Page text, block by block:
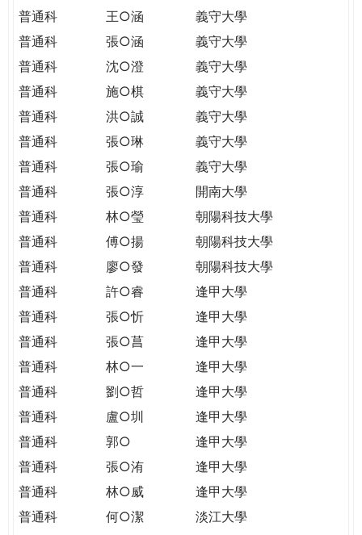
普通科
王○涵
義守大學
普通科
張○涵
義守大學
普通科
沈○澄
義守大學
普通科
施○棋
義守大學
普通科
洪○誠
義守大學
普通科
張○琳
義守大學
普通科
張○瑜
義守大學
普通科
張○淳
開南大學
普通科
林○瑩
朝陽科技大學
普通科
傅○揚
朝陽科技大學
普通科
廖○發
朝陽科技大學
普通科
許○睿
逢甲大學
普通科
張○忻
逢甲大學
普通科
張○菖
逢甲大學
普通科
林○一
逢甲大學
普通科
劉○哲
逢甲大學
普通科
盧○圳
逢甲大學
普通科
郭○
逢甲大學
普通科
張○洧
逢甲大學
普通科
林○威
逢甲大學
普通科
何○潔
淡江大學